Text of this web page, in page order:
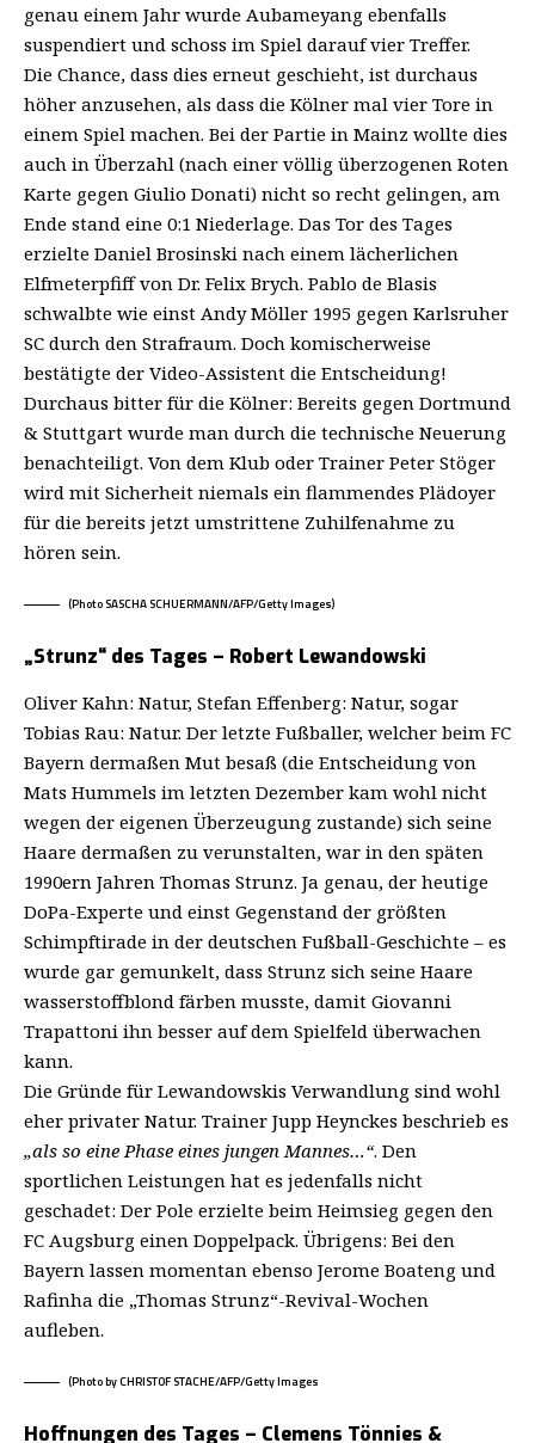
genau einem Jahr wurde Aubameyang ebenfalls
suspendiert und schoss im Spiel darauf vier Treffer.
Die Chance, dass dies erneut geschieht, ist durchaus
höher anzusehen, als dass die Kölner mal vier Tore in
einem Spiel machen. Bei der Partie in Mainz wollte dies
auch in Überzahl (nach einer völlig überzogenen Roten
Karte gegen Giulio Donati) nicht so recht gelingen, am
Ende stand eine 0:1 Niederlage. Das Tor des Tages
erzielte Daniel Brosinski nach einem lächerlichen
Elfmeterpfiff von Dr. Felix Brych. Pablo de Blasis
schwalbte wie einst Andy Möller 1995 gegen Karlsruher
SC durch den Strafraum. Doch komischerweise
bestätigte der Video-Assistent die Entscheidung!
Durchaus bitter für die Kölner: Bereits gegen Dortmund
& Stuttgart wurde man durch die technische Neuerung
benachteiligt. Von dem Klub oder Trainer Peter Stöger
wird mit Sicherheit niemals ein flammendes Plädoyer
für die bereits jetzt umstrittene Zuhilfenahme zu
hören sein.
(Photo SASCHA SCHUERMANN/AFP/Getty Images)
„Strunz“ des Tages – Robert Lewandowski
Oliver Kahn: Natur, Stefan Effenberg: Natur, sogar
Tobias Rau: Natur. Der letzte Fußballer, welcher beim FC
Bayern dermaßen Mut besaß (die Entscheidung von
Mats Hummels im letzten Dezember kam wohl nicht
wegen der eigenen Überzeugung zustande) sich seine
Haare dermaßen zu verunstalten, war in den späten
1990ern Jahren Thomas Strunz. Ja genau, der heutige
DoPa-Experte und einst Gegenstand der größten
Schimpftirade in der deutschen Fußball-Geschichte – es
wurde gar gemunkelt, dass Strunz sich seine Haare
wasserstoffblond färben musste, damit Giovanni
Trapattoni ihn besser auf dem Spielfeld überwachen
kann.
Die Gründe für Lewandowskis Verwandlung sind wohl
eher privater Natur. Trainer Jupp Heynckes beschrieb es
„als so eine Phase eines jungen Mannes…“. Den
sportlichen Leistungen hat es jedenfalls nicht
geschadet: Der Pole erzielte beim Heimsieg gegen den
FC Augsburg einen Doppelpack. Übrigens: Bei den
Bayern lassen momentan ebenso Jerome Boateng und
Rafinha die „Thomas Strunz“-Revival-Wochen
aufleben.
(Photo by CHRISTOF STACHE/AFP/Getty Images
Hoffnungen des Tages – Clemens Tönnies &